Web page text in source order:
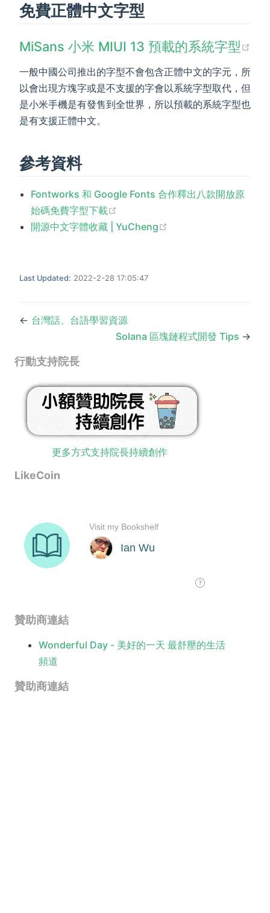
免費正體中文字型
MiSans 小米 MIUI 13 預載的系統字型
一般中國公司推出的字型不會包含正體中文的字元，所
以會出現方塊字或是不支援的字會以系統字型取代，但
是小米手機是有發售到全世界，所以預載的系統字型也
是有支援正體中文。
參考資料
Fontworks 和 Google Fonts 合作釋出八款開放原
始碼免費字型下載
開源中文字體收藏 | YuCheng
Last Updated: 2022-2-28 17:05:47
← 台灣話、台語學習資源
Solana 區塊鏈程式開發 Tips →
行動支持院長
更多方式支持院長持續創作
LikeCoin
贊助商連結
Wonderful Day - 美好的一天 最舒壓的生活
頻道
贊助商連結